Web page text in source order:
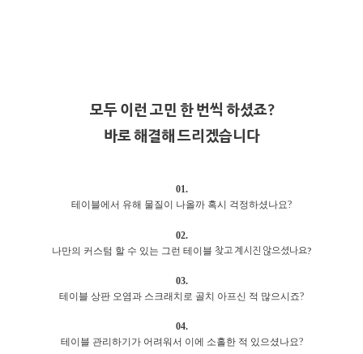
모두 이런 고민 한 번씩 하셨죠?
바로 해결해 드리겠습니다
01.
테이블에서 유해 물질이 나올까 혹시 걱정하셨나요?
02.
나만의 커스텀 할 수 있는 그런 테이블 찾고 계시진 않으셨나요?
03.
테이블 상판 오염과 스크래치로 골치 아프신 적 많으시죠?
04.
테이블 관리하기가 어려워서 이에 소홀한 적 있으셨나요?